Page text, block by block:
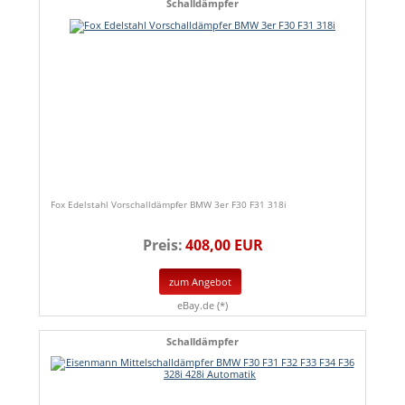
Schalldämpfer
Fox Edelstahl Vorschalldämpfer BMW 3er F30 F31 318i
Preis:408,00 EUR
zum Angebot
eBay.de (*)
Schalldämpfer